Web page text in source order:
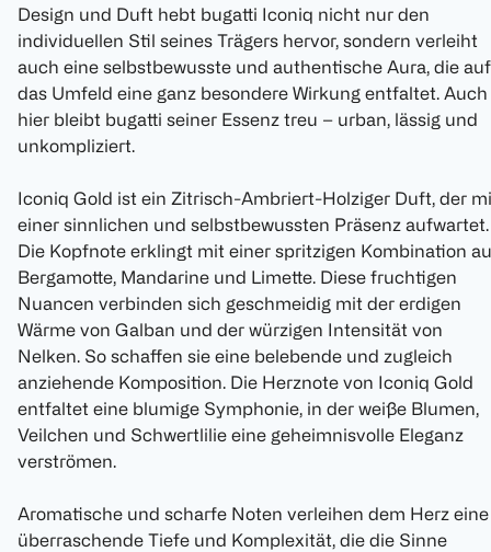
Design und Duft hebt bugatti Iconiq nicht nur den
individuellen Stil seines Trägers hervor, sondern verleiht
auch eine selbstbewusste und authentische Aura, die auf
das Umfeld eine ganz besondere Wirkung entfaltet. Auch
hier bleibt bugatti seiner Essenz treu – urban, lässig und
unkompliziert.
Iconiq Gold ist ein Zitrisch-Ambriert-Holziger Duft, der
einer sinnlichen und selbstbewussten Präsenz aufwartet.
Die Kopfnote erklingt mit einer spritzigen Kombination
Bergamotte, Mandarine und Limette. Diese fruchtigen
Nuancen verbinden sich geschmeidig mit der erdigen
Wärme von Galban und der würzigen Intensität von
Nelken. So schaffen sie eine belebende und zugleich
anziehende Komposition. Die Herznote von Iconiq Gold
entfaltet eine blumige Symphonie, in der weiße Blumen,
Veilchen und Schwertlilie eine geheimnisvolle Eleganz
verströmen.
Aromatische und scharfe Noten verleihen dem Herz eine
überraschende Tiefe und Komplexität, die die Sinne